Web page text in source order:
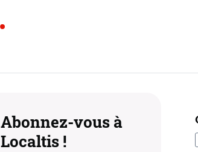
Abonnez-vous à
Localtis !